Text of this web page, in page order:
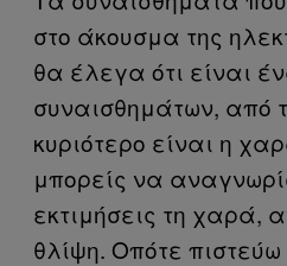
στο άκουσμα της
θα έλεγα ότι είναι
συναισθημάτων, από
κυριότερο είναι η
μπορείς να
εκτιμήσεις τη χαρά,
θλίψη. Οπότε